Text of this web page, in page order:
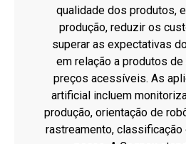
qualidade dos produtos,
produção, reduzir os
superar as expectativas
em relação a produtos
preços acessíveis. As
artificial incluem
produção, orientação de
rastreamento,